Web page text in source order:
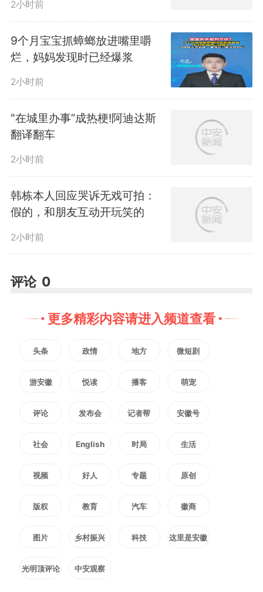
2小时前
9个月宝宝抓蟑螂放进嘴里嚼
烂，妈妈发现时已经爆浆
2小时前
"在城里办事”成热梗!阿迪达斯
翻译翻车
2小时前
韩栋本人回应哭诉无戏可拍：
假的，和朋友互动开玩笑的
2小时前
评论 0
更多精彩内容请进入频道查看
头条 政情 地方 微短剧
游安徽 悦读 播客 萌宠
评论 发布会 记者帮 安徽号
社会 English 时局 生活
视频 好人 专题 原创
版权 教育 汽车 徽商
图片 乡村振兴 科技 这里是安徽
光明顶评论 中安观察